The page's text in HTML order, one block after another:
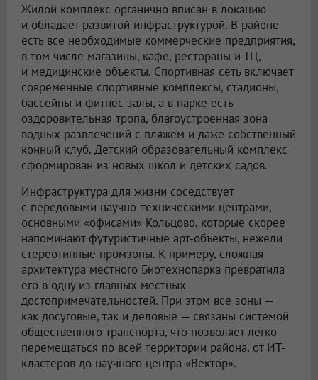
Жилой комплекс органично вписан в локацию
и обладает развитой инфраструктурой. В районе
есть все необходимые коммерческие предприятия,
в том числе магазины, кафе, рестораны и ТЦ,
и медицинские объекты. Спортивная сеть включает
современные спортивные комплексы, стадионы,
бассейны и фитнес-залы, а в парке есть
оздоровительная тропа, благоустроенная зона
водных развлечений с пляжем и даже собственный
конный клуб. Детский образовательный комплекс
сформирован из новых школ и детских садов.
Инфраструктура для жизни соседствует
с передовыми научно-техническими центрами,
основными «офисами» Кольцово, которые скорее
напоминают футуристичные арт-объекты, нежели
стереотипные промзоны. К примеру, сложная
архитектура местного Биотехнопарка превратила
его в одну из главных местных
достопримечательностей. При этом все зоны —
как досуговые, так и деловые — связаны системой
общественного транспорта, что позволяет легко
перемещаться по всей территории района, от ИТ-
кластеров до научного центра «Вектор».